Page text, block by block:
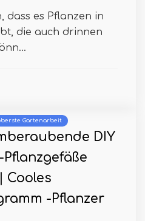
dass es Pflanzen in
die auch drinnen
Gartenarbeit
DIY
Cooles
-Pflanzer